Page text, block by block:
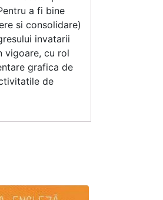
a fi bine
si consolidare)
invatarii
vigoare, cu rol
grafica de
de